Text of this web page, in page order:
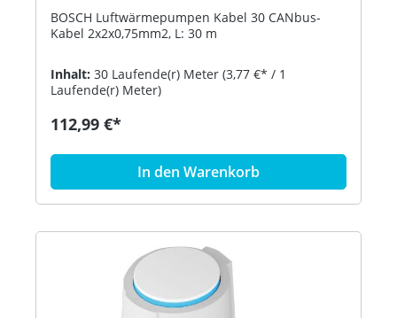
8738206184
BOSCH Luftwärmepumpen Kabel 30 CANbus-
Kabel 2x2x0,75mm2, L: 30 m
Inhalt: 30 Laufende(r) Meter (3,77 €* / 1
Laufende(r) Meter)
112,99 €*
In den Warenkorb